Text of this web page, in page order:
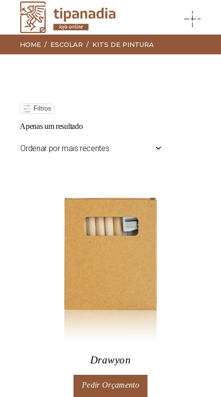
HOME ESCOLAR KITS DE PINTURA
Filtros
Apenas um resultado
Ordenar por mais recentes
Drawyon
Pedir Orçamento